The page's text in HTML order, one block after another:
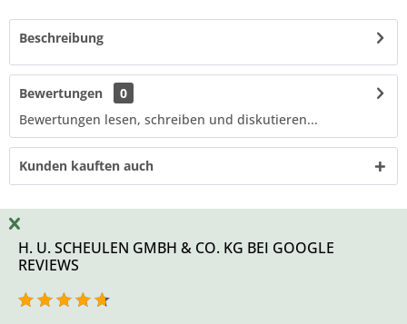
Beschreibung
Bewertungen
0
Bewertungen lesen, schreiben und diskutieren...
Kunden kauften auch
H. U. SCHEULEN GMBH & CO. KG BEI GOOGLE
REVIEWS